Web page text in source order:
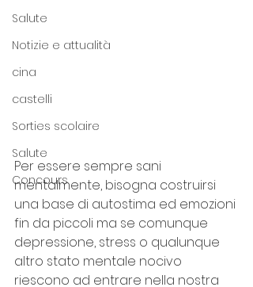
Salute
Notizie e attualità
cina
castelli
Sorties scolaire
Salute
Concours
Per essere sempre sani
mentalmente, bisogna costruirsi
una base di autostima ed emozioni
fin da piccoli ma se comunque
depressione, stress o qualunque
altro stato mentale nocivo
riescono ad entrare nella nostra